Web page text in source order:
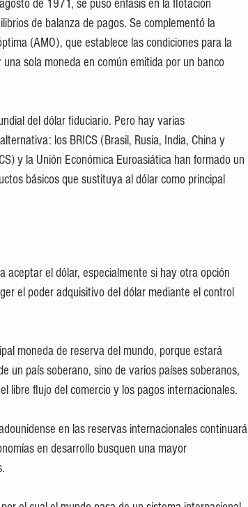
de 1971, se puso énfasis en la flotación
de balanza de pagos. Se complementó la
(AMO), que establece las condiciones para la
sola moneda en común emitida por un banco
del dólar fiduciario. Pero hay varias
los BRICS (Brasil, Rusia, India, China y
y la Unión Económica Euroasiática han formado un
básicos que sustituya al dólar como principal
aceptar el dólar, especialmente si hay otra opción
el poder adquisitivo del dólar mediante el control
moneda de reserva del mundo, porque estará
un país soberano, sino de varios países soberanos,
libre flujo del comercio y los pagos internacionales.
en las reservas internacionales continuará
en desarrollo busquen una mayor